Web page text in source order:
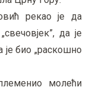
рекао је да
да је
је био „раскошно
молећи